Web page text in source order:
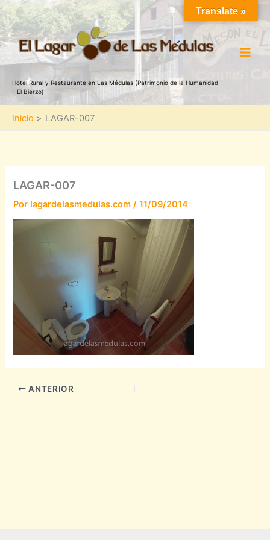
Ir
al
contenido
Hotel Rural y Restaurante en Las Médulas (Patrimonio de la Humanidad
- El Bierzo)
Inicio LAGAR-007
LAGAR-007
Por lagardelasmedulas.com/11/09/2014
ANTERIOR
Translate »